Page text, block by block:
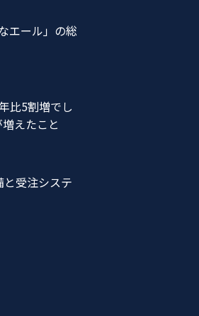
エール」の総
比5割増でし
えたこと
受注システ